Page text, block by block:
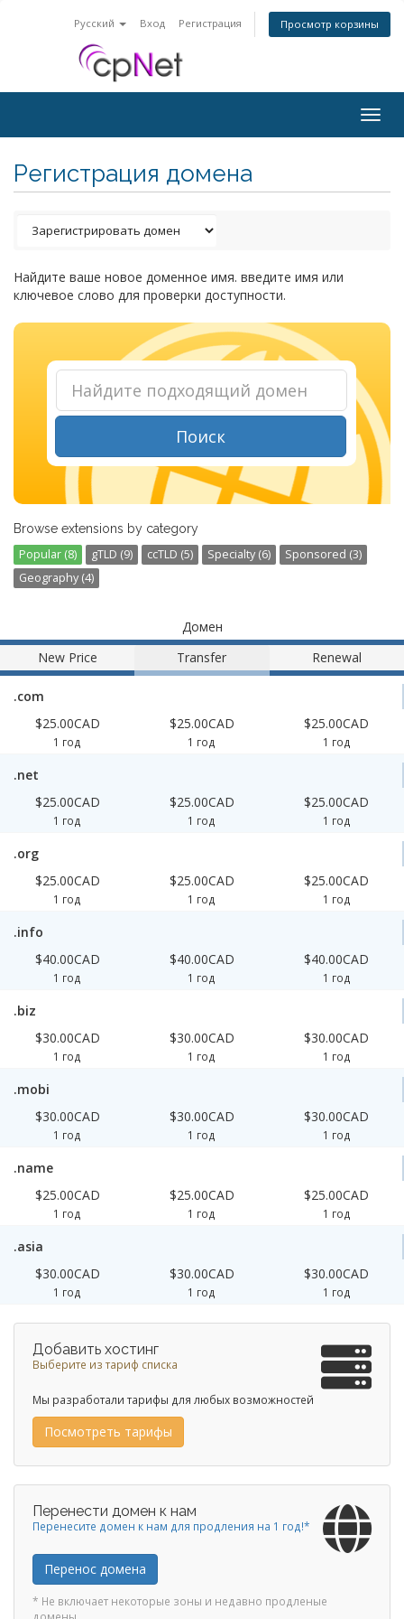
Русский Вход Регистрация Просмотр корзины
Регистрация домена
Найдите ваше новое доменное имя. введите имя или
ключевое слово для проверки доступности.
Поиск
Browse extensions by category
Popular (8) gTLD (9) ccTLD (5) Specialty (6)
Sponsored (3)
Geography (4)
Домен
New Price
Transfer Renewal
.com
$25.00CAD
1 год
$25.00CAD
1 год
$25.00CAD
1 год
.net
$25.00CAD
1 год
$25.00CAD
1 год
$25.00CAD
1 год
.org
$25.00CAD
1 год
$25.00CAD
1 год
$25.00CAD
1 год
.info
$40.00CAD
1 год
$40.00CAD
1 год
$40.00CAD
1 год
.biz
$30.00CAD
1 год
$30.00CAD
1 год
$30.00CAD
1 год
.mobi
$30.00CAD
1 год
$30.00CAD
1 год
$30.00CAD
1 год
.name
$25.00CAD
1 год
$25.00CAD
1 год
$25.00CAD
1 год
.asia
$30.00CAD
1 год
$30.00CAD
1 год
$30.00CAD
1 год
Добавить хостинг
Выберите из тариф списка
Мы разработали тарифы для любых возможностей
Посмотреть тарифы
Перенести домен к нам
Перенесите домен к нам для продления на 1 год!*
Перенос домена
* Не включает некоторые зоны и недавно продленые